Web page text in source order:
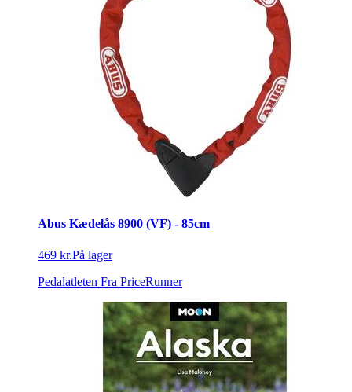
Abus Kædelås 8900 (VF) - 85cm
469 kr.På lager
Pedalatleten Fra PriceRunner